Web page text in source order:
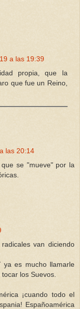
a las 19:39
propia, que la
que fue un Reino,
las 20:14
se "mueve" por la
van diciendo
ya es mucho llamarle
los Suevos.
¡cuando todo el
Españoamérica